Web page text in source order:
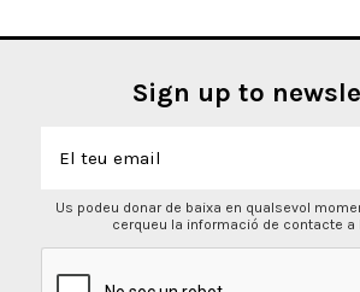
Sign up to
Us podeu donar de baixa en qualsevol
cerqueu la informació de contacte a